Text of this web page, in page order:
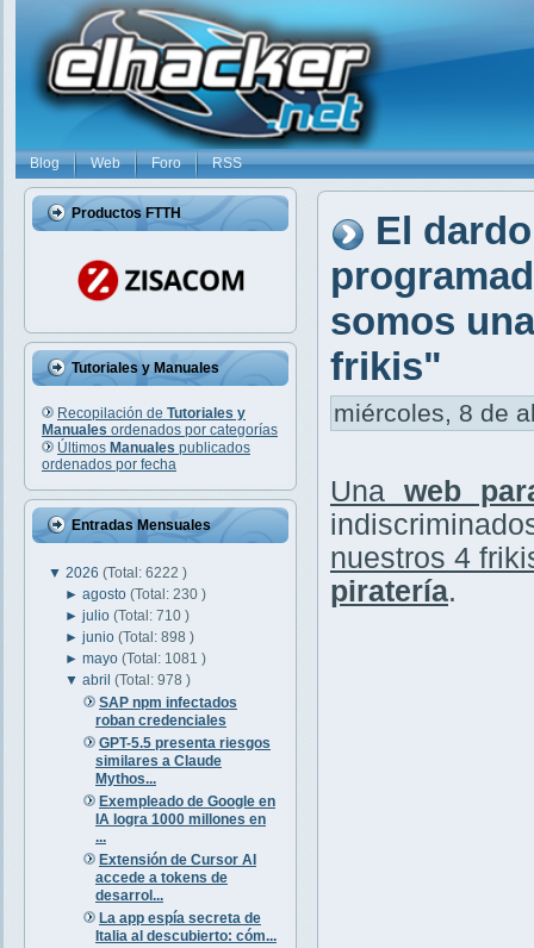
Blog Web Foro RSS
Productos FTTH
Tutoriales y Manuales
Recopilación de Tutoriales y
Manuales ordenados por categorías
Últimos Manuales publicados
ordenados por fecha
Entradas Mensuales
▼ 2026 (Total: 6222 )
►agosto(Total: 230 )
►julio(Total: 710 )
►junio(Total: 898 )
►mayo(Total: 1081 )
▼abril(Total: 978 )
SAP npm infectados
roban credenciales
GPT-5.5 presenta riesgos
similares a Claude
Mythos...
Exempleado de Google en
IA logra 1000 millones en
...
Extensión de Cursor AI
accede a tokens de
desarrol...
La app espía secreta de
Italia al descubierto: cóm...
El
somos
frikis"
miércoles, 8 de
Una web
nuestros 4
piratería.